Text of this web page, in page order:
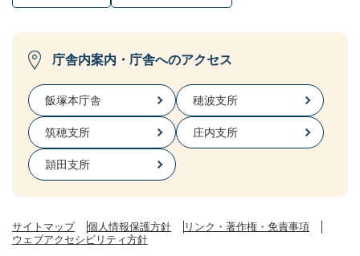
庁舎内案内・庁舎へのアクセス
飯塚本庁舎 穂波支所
筑穂支所 庄内支所
頴田支所
サイトマップ 個人情報保護方針
リンク・著作権・免責事項
ウェブアクセシビリティ方針